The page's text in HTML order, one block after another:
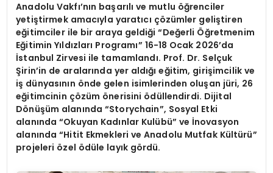
Anadolu Vakfı’nın başarılı ve mutlu öğrenciler
yetiştirmek amacıyla yaratıcı çözümler geliştiren
eğitimciler ile bir araya geldiği “Değerli Öğretmenim
Eğitimin Yıldızları Programı” 16-18 Ocak 2026’da
İstanbul Zirvesi ile tamamlandı. Prof. Dr. Selçuk
Şirin’in de aralarında yer aldığı eğitim, girişimcilik ve
iş dünyasının önde gelen isimlerinden oluşan jüri, 26
eğitimcinin çözüm önerisini ödüllendirdi. Dijital
Dönüşüm alanında “Storychain”, Sosyal Etki
alanında “Okuyan Kadınlar Kulübü” ve İnovasyon
alanında “Hitit Ekmekleri ve Anadolu Mutfak Kültürü”
projeleri özel ödüle layık gördü.